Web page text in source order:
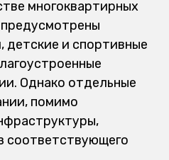
многоквартирных
детские и спортивные
Однако отдельные
помимо
соответствующего